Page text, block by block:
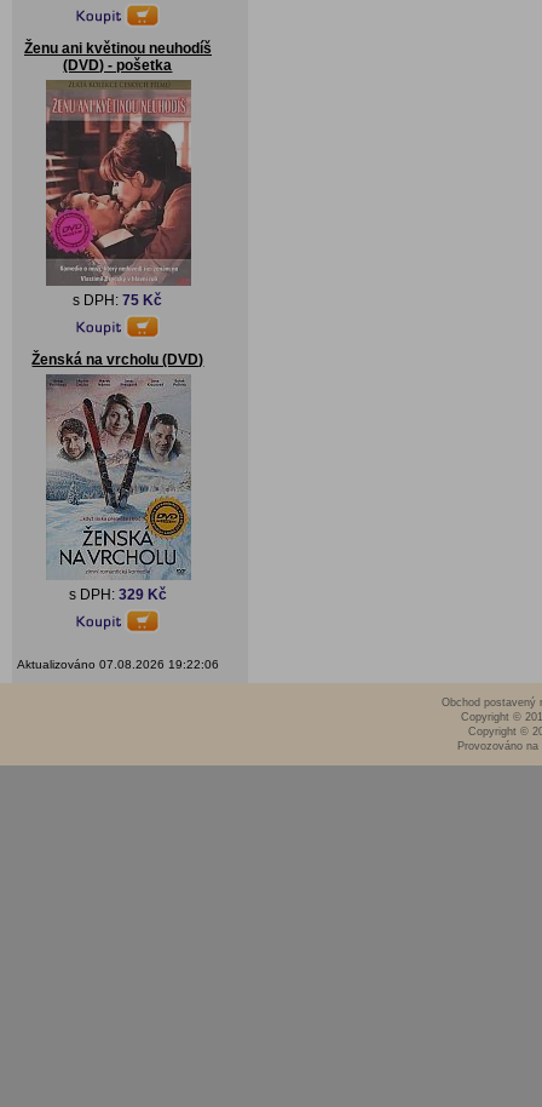
Ženu ani květinou neuhodíš
(DVD) - pošetka
s DPH:75 Kč
Ženská na vrcholu (DVD)
s DPH: 329 Kč
Aktualizováno 07.08.2026 19:22:06
Obchod postavený
Copyright ©
Copyright ©
Provozováno